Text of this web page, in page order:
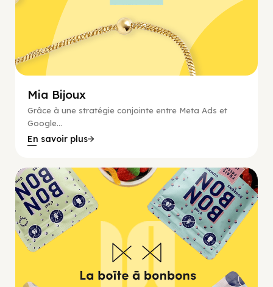
Mia Bijoux
Grâce à une stratégie conjointe entre Meta Ads et
Google...
En savoir plus
E-commerce